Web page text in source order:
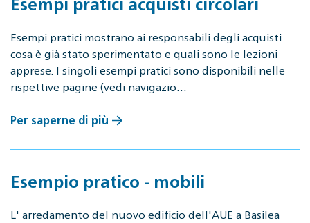
Esempi pratici mostrano ai responsabili degli acquisti
cosa è già stato sperimentato e quali sono le lezioni
apprese. I singoli esempi pratici sono disponibili nelle
rispettive pagine (vedi navigazio…
Per saperne di più
Esempio pratico - mobili
L' arredamento del nuovo edificio dell'AUE a Basilea